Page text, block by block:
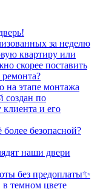
за неделю
квартиру или
скорее поставить
на этапе монтажа
создан по
и его
более безопасной?
наши двери
без предоплаты✨
темном цвете